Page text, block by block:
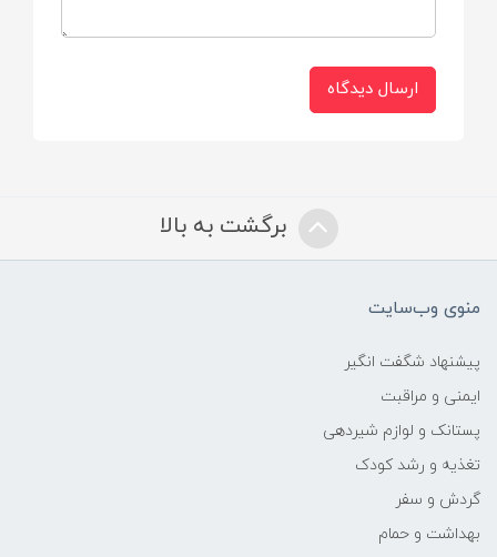
ملایم، کودک‌پسند و بدون اسانس‌های سنگین
نوع بافت:
مایع شفاف یا شیری ملایم، کف سبک و
سریع‌الشتغال
پاک‌کنندگی:
ارسال دیدگاه
برگشت به بالا
منوی وب‌سایت
پیشنهاد شگفت انگیر
ایمنی و مراقبت
پستانک و لوازم شیردهی
تغذیه و رشد کودک
گردش و سفر
بهداشت و حمام